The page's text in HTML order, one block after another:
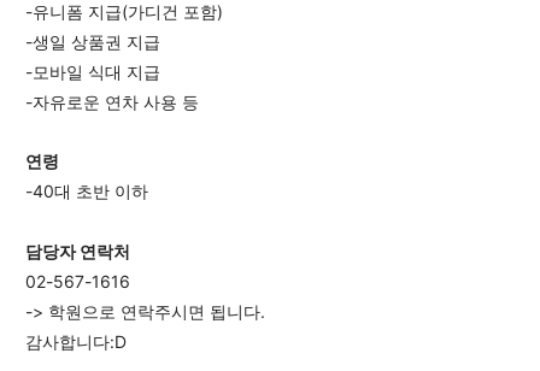
-유니폼 지급(가디건 포함)
-생일 상품권 지급
-모바일 식대 지급
-자유로운 연차 사용 등
연령
-40대 초반 이하
담당자 연락처
02-567-1616
-> 학원으로 연락주시면 됩니다.
감사합니다:D